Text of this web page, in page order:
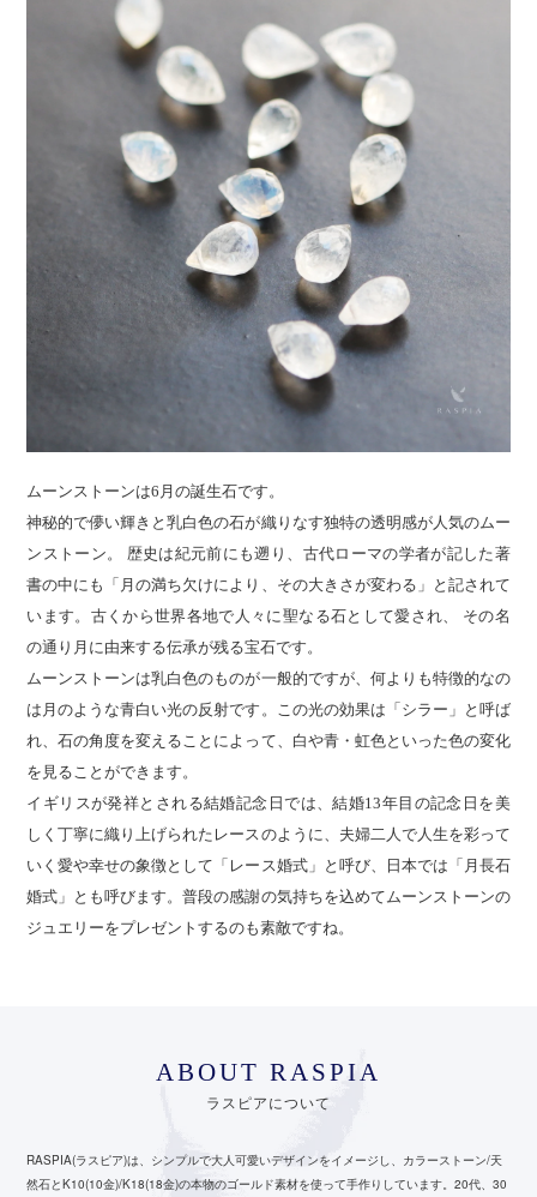
ムーンストーンは6月の誕生石です。
神秘的で儚い輝きと乳白色の石が織りなす独特の透明感が人気のムー
ンストーン。 歴史は紀元前にも遡り、古代ローマの学者が記した著
書の中にも「月の満ち欠けにより、その大きさが変わる」と記されて
います。古くから世界各地で人々に聖なる石として愛され、 その名
の通り月に由来する伝承が残る宝石です。
ムーンストーンは乳白色のものが一般的ですが、何よりも特徴的なの
は月のような青白い光の反射です。この光の効果は「シラー」と呼ば
れ、石の角度を変えることによって、白や青・虹色といった色の変化
を見ることができます。
イギリスが発祥とされる結婚記念日では、結婚13年目の記念日を美
しく丁寧に織り上げられたレースのように、夫婦二人で人生を彩って
いく愛や幸せの象徴として「レース婚式」と呼び、日本では「月長石
婚式」とも呼びます。普段の感謝の気持ちを込めてムーンストーンの
ジュエリーをプレゼントするのも素敵ですね。
ABOUT RASPIA
ラスピアについて
RASPIA(ラスピア)は、シンプルで大人可愛いデザインをイメージし、カラーストーン/天
然石とK10(10金)/K18(18金)の本物のゴールド素材を使って手作りしています。20代、30